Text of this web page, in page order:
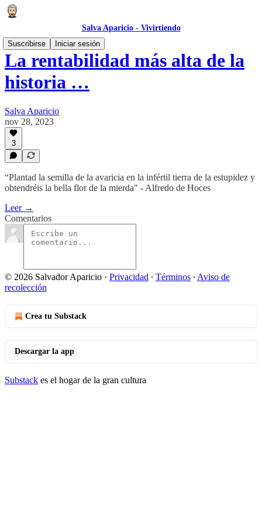
Salva Aparicio - Vivirtiendo
Suscribirse
Iniciar sesión
La rentabilidad más alta de la
historia …
Salva Aparicio
nov 28, 2023
3
“Plantad la semilla de la avaricia en la infértil tierra de la estupidez y
obtendréis la bella flor de la mierda" - Alfredo de Hoces
Leer →
Comentarios
© 2026 Salvador Aparicio · Privacidad ∙ Términos ∙ Aviso de
recolección
Crea tu Substack
Descargar la app
Substack es el hogar de la gran cultura